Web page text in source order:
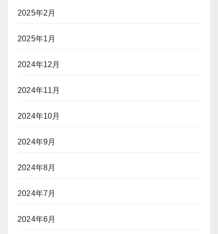
2025年2月
2025年1月
2024年12月
2024年11月
2024年10月
2024年9月
2024年8月
2024年7月
2024年6月